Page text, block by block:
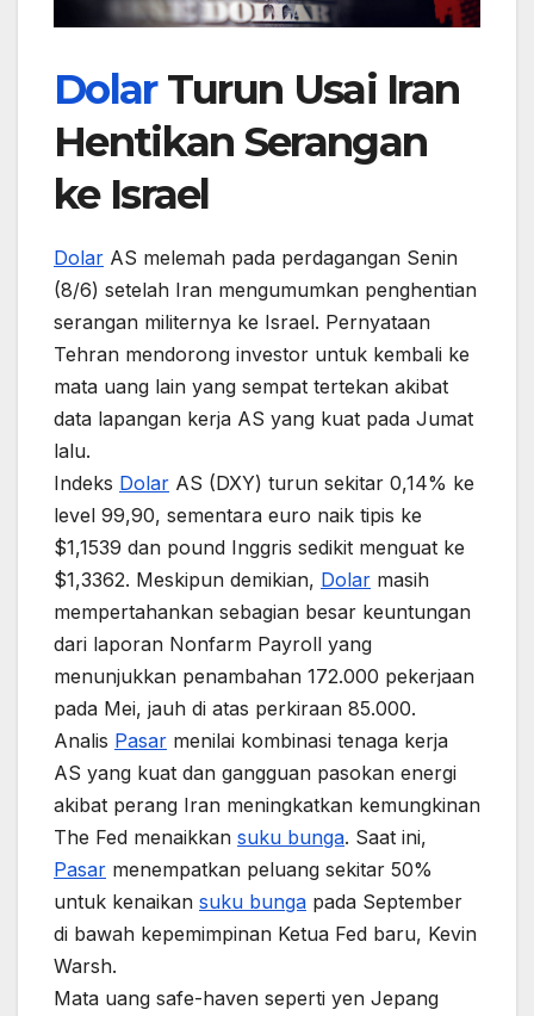
DolarTurun Usai Iran
Hentikan Serangan
ke Israel
Dolar AS melemah pada perdagangan Senin
(8/6) setelah Iran mengumumkan penghentian
serangan militernya ke Israel. Pernyataan
Tehran mendorong investor untuk kembali ke
mata uang lain yang sempat tertekan akibat
data lapangan kerja AS yang kuat pada Jumat
lalu.
Indeks Dolar AS (DXY) turun sekitar 0,14% ke
level 99,90, sementara euro naik tipis ke
$1,1539 dan pound Inggris sedikit menguat ke
$1,3362. Meskipun demikian, Dolar masih
mempertahankan sebagian besar keuntungan
dari laporan Nonfarm Payroll yang
menunjukkan penambahan 172.000 pekerjaan
pada Mei, jauh di atas perkiraan 85.000.
Analis Pasar menilai kombinasi tenaga kerja
AS yang kuat dan gangguan pasokan energi
akibat perang Iran meningkatkan kemungkinan
The Fed menaikkan suku bunga. Saat ini,
Pasar menempatkan peluang sekitar 50%
untuk kenaikan suku bunga pada September
di bawah kepemimpinan Ketua Fed baru, Kevin
Warsh.
Mata uang safe-haven seperti yen Jepang